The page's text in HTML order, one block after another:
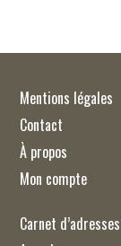
Mentions légales
Contact
À propos
Mon compte
Carnet d’adresses